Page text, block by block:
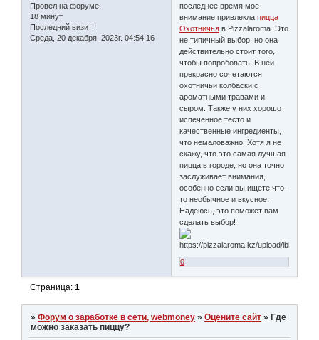
Провел на форуме:
18 минут
Последний визит:
Среда, 20 декабря, 2023г. 04:54:16
последнее время мое
внимание привлеклапицца
Охотничья в Pizzalaroma. Это
не типичный выбор, но она
действительно стоит того,
чтобы попробовать. В ней
прекрасно сочетаются
охотничьи колбаски с
ароматными травами и
сыром. Также у них хорошо
испеченное тесто и
качественные ингредиенты,
что немаловажно. Хотя я не
скажу, что это самая лучшая
пицца в городе, но она точно
заслуживает внимания,
особенно если вы ищете что-
то необычное и вкусное.
Надеюсь, это поможет вам
сделать выбор!
0
Страница:1
»Форум о заработке в сети, webmoney »Оцените сайт »Где
можно заказать пиццу?